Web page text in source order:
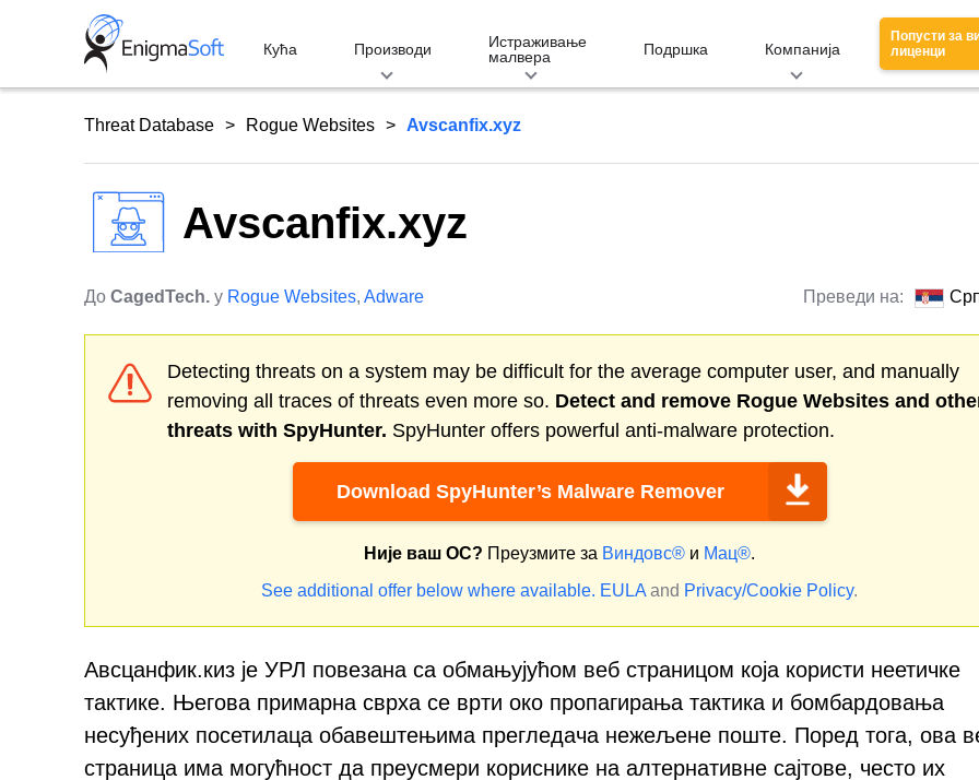
Кућа Производи
Истраживање
малвера
Подршка Компанија
Попусти за
лиценци
Threat Database Rogue Websites Avscanfix.xyz
Avscanfix.xyz
До CagedTech. у Rogue Websites, Adware Преведи на:
Detecting threats on a system may be difficult for the average computer user, and manually
removing all traces of threats even more so. Detect and remove Rogue Websites and
threats with SpyHunter. SpyHunter offers powerful anti-malware protection.
Download SpyHunter’s Malware Remover
Није ваш ОС? Преузмите за Виндовс® и Мац®.
See additional offer below where available. EULA and Privacy/Cookie Policy.
Авсцанфик.киз је УРЛ повезана са обмањујућом веб страницом која користи неетичке
тактике. Његова примарна сврха се врти око пропагирања тактика и бомбардовања
несуђених посетилаца обавештењима прегледача нежељене поште. Поред тога, ова
страница има могућност да преусмери кориснике на алтернативне сајтове, често их